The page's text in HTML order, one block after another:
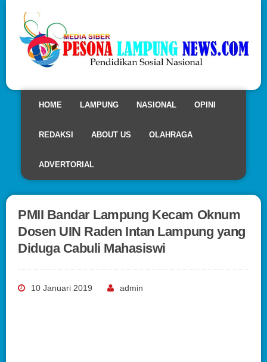
HOME LAMPUNG NASIONAL OPINI
REDAKSI ABOUT US OLAHRAGA
ADVERTORIAL
PMII Bandar Lampung Kecam Oknum
Dosen UIN Raden Intan Lampung yang
Diduga Cabuli Mahasiswi
10 Januari 2019 admin